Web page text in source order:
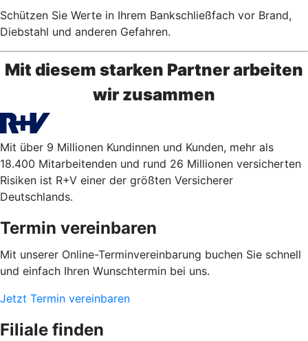
Schützen Sie Werte in Ihrem Bankschließfach vor Brand,
Diebstahl und anderen Gefahren.
Mit diesem starken Partner arbeiten
wir zusammen
Mit über 9 Millionen Kundinnen und Kunden, mehr als
18.400 Mitarbeitenden und rund 26 Millionen versicherten
Risiken ist R+V einer der größten Versicherer
Deutschlands.
Termin vereinbaren
Mit unserer Online-Terminvereinbarung buchen Sie schnell
und einfach Ihren Wunschtermin bei uns.
Jetzt Termin vereinbaren
Filiale finden